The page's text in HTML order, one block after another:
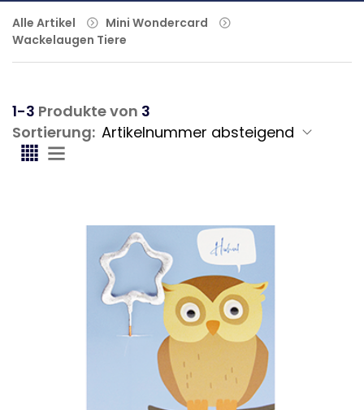
Alle Artikel
Mini Wondercard
Wackelaugen Tiere
1-3 Produkte von 3
Sortierung: